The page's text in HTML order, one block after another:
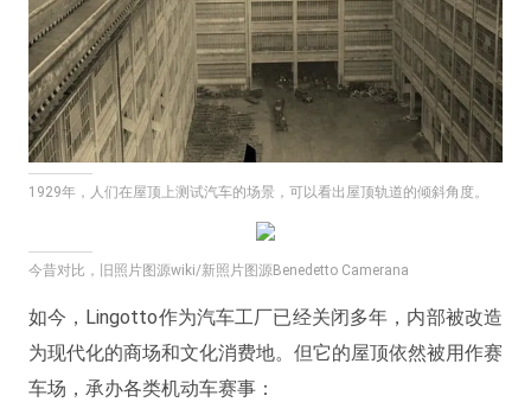
1929年，人们在屋顶上测试汽车的场景，可以看出屋顶轨道的倾斜角度。
今昔对比，旧照片图源wiki/新照片图源Benedetto Camerana
如今，Lingotto作为汽车工厂已经关闭多年，内部被改造
为现代化的商场和文化消费地。但它的屋顶依然被用作赛
车场，承办各类机动车赛事：